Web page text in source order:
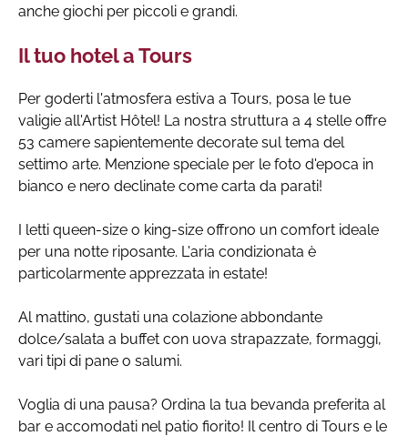
anche giochi per piccoli e grandi.
Il tuo hotel a Tours
Per goderti l'atmosfera estiva a Tours, posa le tue
valigie all'Artist Hôtel! La nostra struttura a 4 stelle offre
53 camere sapientemente decorate sul tema del
settimo arte. Menzione speciale per le foto d'epoca in
bianco e nero declinate come carta da parati!
I letti queen-size o king-size offrono un comfort ideale
per una notte riposante. L'aria condizionata è
particolarmente apprezzata in estate!
Al mattino, gustati una colazione abbondante
dolce/salata a buffet con uova strapazzate, formaggi,
vari tipi di pane o salumi.
Voglia di una pausa? Ordina la tua bevanda preferita al
bar e accomodati nel patio fiorito! Il centro di Tours e le